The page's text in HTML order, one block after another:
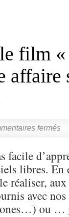
film
fermés
facile
libres. En
réaliser,
avec
ou …